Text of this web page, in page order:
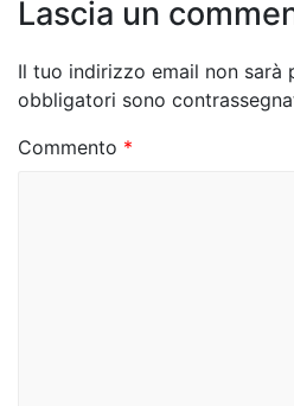
g
a
z
i
Lascia un
Il tuo indirizzo email non sarà
obbligatori sono
Commento *